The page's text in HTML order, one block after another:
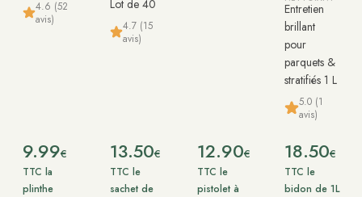
4.6 (52
avis)
9.99€
TTC la
plinthe
Lot de 40
4.7 (15
avis)
13.50€
TTC le
sachet de
12.90€
TTC le
pistolet à
Entretien
brillant
pour
parquets &
stratifiés 1 L
5.0 (1
avis)
18.50€
TTC le
bidon de 1L